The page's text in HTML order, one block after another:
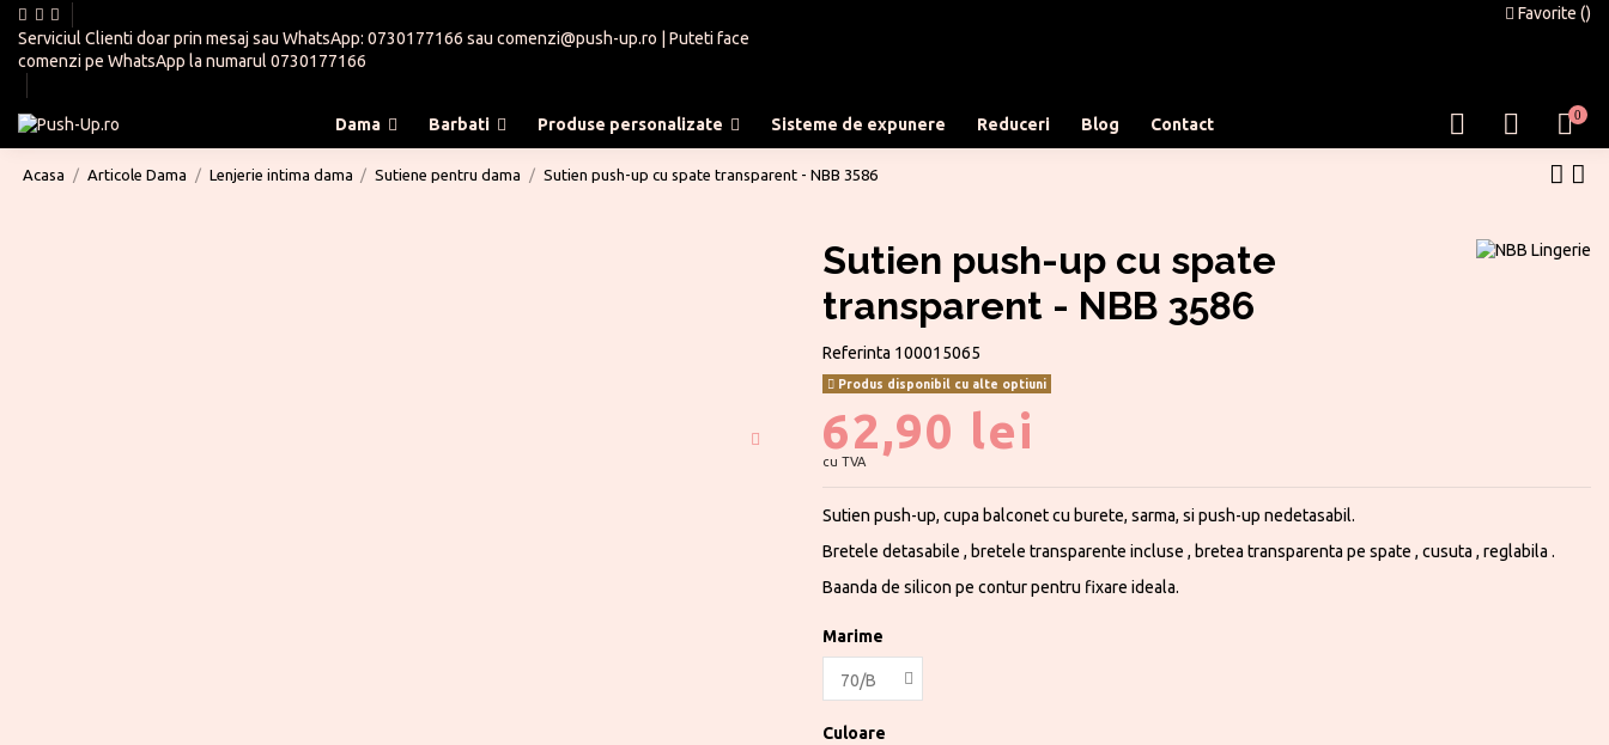
Serviciul Clienti doar prin mesaj sau WhatsApp: 0730177166 sau comenzi@push-up.ro | Puteti face
comenzi pe WhatsApp la numarul 0730177166
Favorite ()
Dama Barbati Produse personalizate Sisteme de expunere Reduceri Blog Contact
0
Acasa Articole Dama Lenjerie intima dama Sutiene pentru dama Sutien push-up cu spate transparent - NBB 3586
Sutien push-up cu spate
transparent - NBB 3586
Referinta 100015065
Produs disponibil cu alte optiuni
62,90 lei
cu TVA
Sutien push-up, cupa balconet cu burete, sarma, si push-up nedetasabil.
Bretele detasabile , bretele transparente incluse , bretea transparenta pe spate , cusuta , reglabila .
Baanda de silicon pe contur pentru fixare ideala.
Marime
Culoare